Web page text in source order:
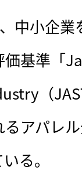
中小企業
価基準「
（
アパレ
る。